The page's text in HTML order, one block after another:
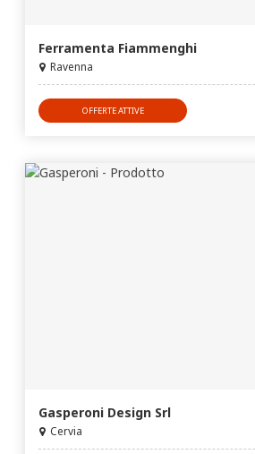
Ferramenta Fiammenghi
Ravenna
OFFERTE ATTIVE
Gasperoni Design Srl
Cervia